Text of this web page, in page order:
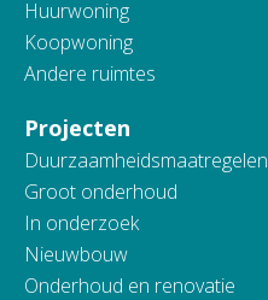
Huurwoning
Koopwoning
Andere ruimtes
Projecten
Duurzaamheidsmaatregelen
Groot onderhoud
In onderzoek
Nieuwbouw
Onderhoud en renovatie